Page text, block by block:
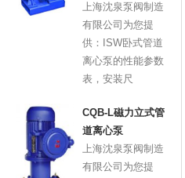
上海沈泉泵阀制造
有限公司为您提
供：ISW卧式管道
离心泵的性能参数
表，安装尺
CQB-L磁力立式管
道离心泵
上海沈泉泵阀制造
有限公司为您提